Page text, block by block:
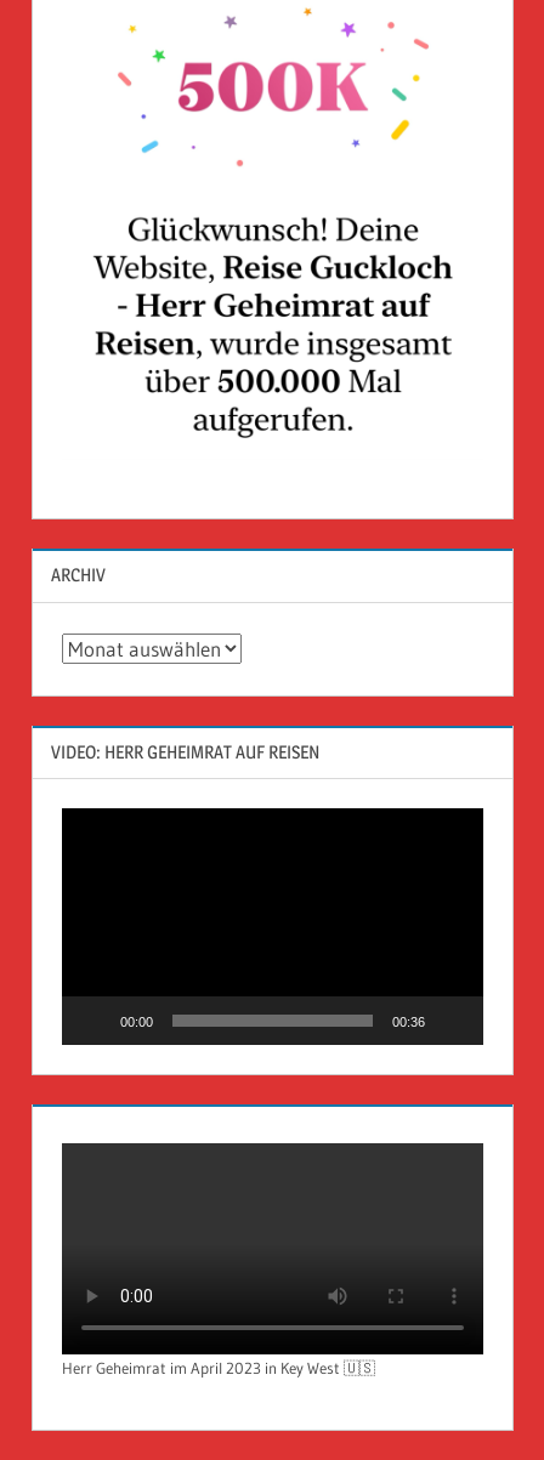
ARCHIV
Archiv
VIDEO: HERR GEHEIMRAT AUF REISEN
00:00 00:36
Herr Geheimrat im April 2023 in Key West 🇺🇸